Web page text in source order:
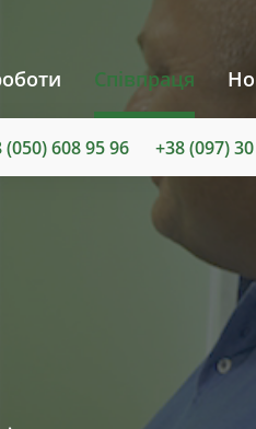
Співпраця
(050) 608 95 96 +38 (097)